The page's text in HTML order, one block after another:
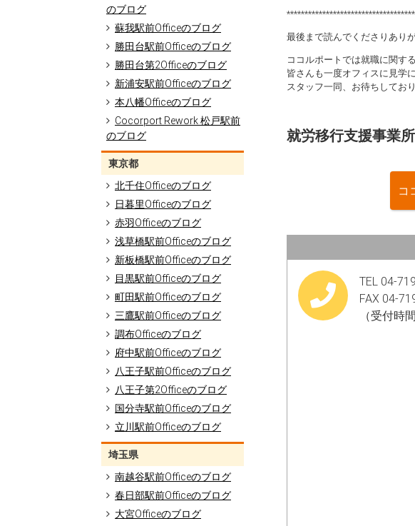
のブログ
蘇我駅前Officeのブログ
勝田台駅前Officeのブログ
勝田台第2Officeのブログ
新浦安駅前Officeのブログ
本八幡Officeのブログ
Cocorport Rework 松戸駅前
のブログ
東京都
北千住Officeのブログ
日暮里Officeのブログ
赤羽Officeのブログ
浅草橋駅前Officeのブログ
新板橋駅前Officeのブログ
目黒駅前Officeのブログ
町田駅前Officeのブログ
三鷹駅前Officeのブログ
調布Officeのブログ
府中駅前Officeのブログ
八王子駅前Officeのブログ
八王子第2Officeのブログ
国分寺駅前Officeのブログ
立川駅前Officeのブログ
埼玉県
南越谷駅前Officeのブログ
春日部駅前Officeのブログ
大宮Officeのブログ
最後まで読んでくださりあり
ココルポートでは就職に関す
皆さんも一度オフィスに見学
スタッフ一同、お待ちしており
就労移行支援事業
コ
TEL 04-
FAX 04-
（受付時